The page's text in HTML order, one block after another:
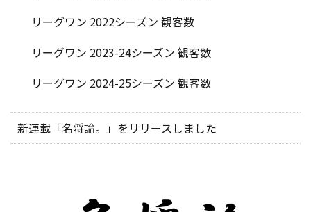
リーグワン 2022シーズン 観客数
リーグワン 2023-24シーズン 観客数
リーグワン 2024-25シーズン 観客数
新連載「名将論。」をリリースしました